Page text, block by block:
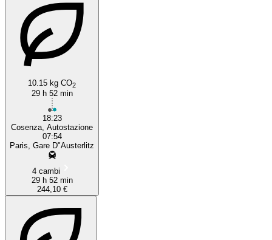
10.15 kg CO2
29 h 52 min
18:23
Cosenza, Autostazione
07:54
Paris, Gare D"Austerlitz
4 cambi
29 h 52 min
244,10 €